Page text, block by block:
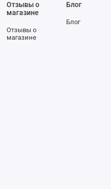
Отзывы о
магазине
Отзывы о
магазине
Блог
Блог